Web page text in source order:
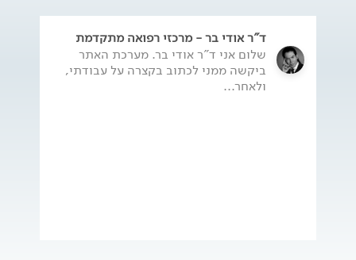
ד"ר אודי בר - מרכזי רפואה מתקדמת
שלום אני ד"ר אודי בר. מערכת האתר
ביקשה ממני לכתוב בקצרה על עבודתי,
ולאחר...